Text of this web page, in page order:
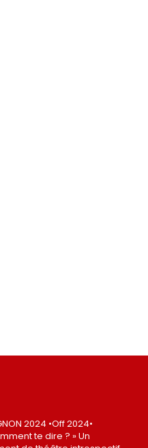
2024 •Off 2024•
te dire ? » Un